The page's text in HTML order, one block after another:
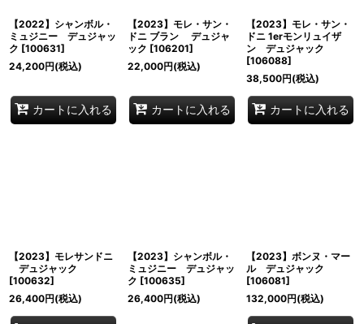
【2022】シャンボル・
ミュジニー デュジャッ
ク [100631]
24,200円(税込)
カートに入れる
【2023】モレ・サン・
ドニ ブラン デュジャ
ック [106201]
22,000円(税込)
カートに入れる
【2023】モレ・サン・
ドニ 1erモンリュイザ
ン デュジャック
[106088]
38,500円(税込)
カートに入れる
【2023】モレサンドニ
デュジャック
[100632]
26,400円(税込)
【2023】シャンボル・
ミュジニー デュジャッ
ク [100635]
26,400円(税込)
【2023】ボンヌ・マー
ル デュジャック
[106081]
132,000円(税込)